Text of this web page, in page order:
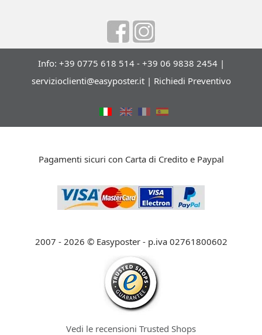
Info: +39 0775 618 514 - +39 06 9838 2454 |
servizioclienti@easyposter.it| Richiedi Preventivo
Pagamenti sicuri con Carta di Credito e Paypal
2007 - 2026 © Easyposter - p.iva 02761800602
Vedi le recensioni Trusted Shops